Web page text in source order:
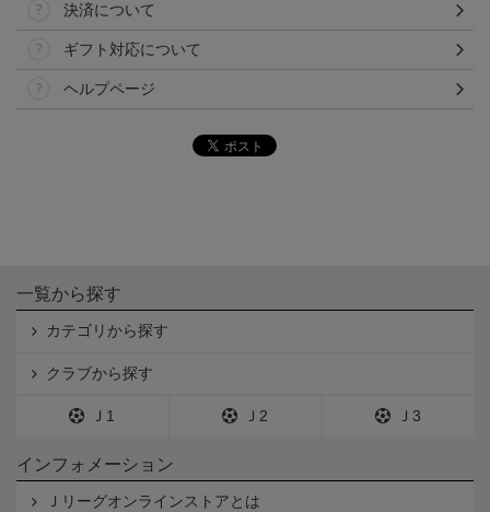
決済について
ギフト対応について
ヘルプページ
一覧から探す
カテゴリから探す
クラブから探す
Ｊ1 Ｊ2 Ｊ3
インフォメーション
Ｊリーグオンラインストアとは